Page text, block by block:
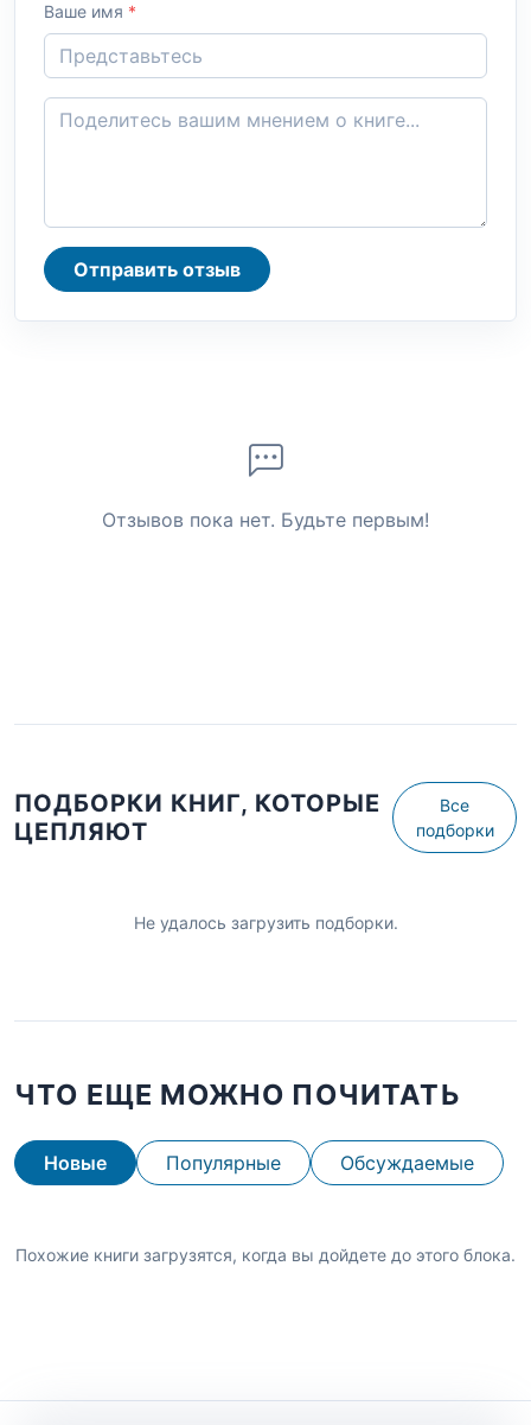
Ваше имя *
Отправить отзыв
Отзывов пока нет. Будьте первым!
ПОДБОРКИ КНИГ, КОТОРЫЕ
ЦЕПЛЯЮТ
Все
подборки
Не удалось загрузить подборки.
ЧТО ЕЩЕ МОЖНО ПОЧИТАТЬ
Новые Популярные Обсуждаемые
Похожие книги загрузятся, когда вы дойдете до этого блока.